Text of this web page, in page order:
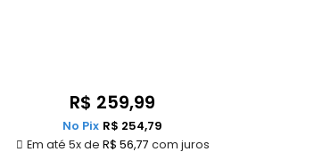
R$ 259,99
Em até 5x de R$ 56,77 com juros
No Pix R$ 254,79